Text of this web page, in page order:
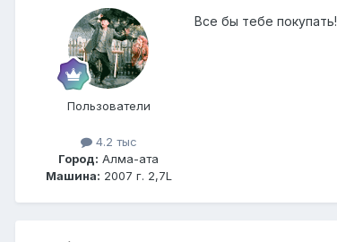
Пользователи
4.2 тыс
Город: Алма-ата
Машина: 2007 г. 2,7L
Все бы тебе покупать!